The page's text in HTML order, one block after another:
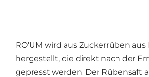
RO'UM wird aus Zuckerrüben aus
hergestellt, die direkt nach der
gepresst werden. Der Rübensaft